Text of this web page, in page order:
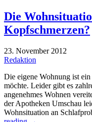
Die
Kopfschmerzen?
23. November 2012
Redaktion
Die eigene Wohnung ist
möchte. Leider gibt es
angenehmes Wohnen
der Apotheken Umschau
Wohnsituation an